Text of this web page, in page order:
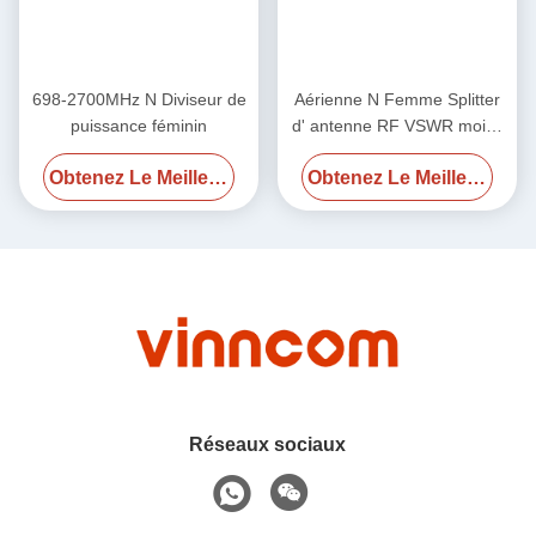
698-2700MHz N Diviseur de
puissance féminin
Obtenez Le Meilleur Prix
Aérienne N Femme Splitter
d' antenne RF VSWR moins
1,25 / moins 1,3 700-
4000MHz
Obtenez Le Meilleur Prix
Réseaux sociaux